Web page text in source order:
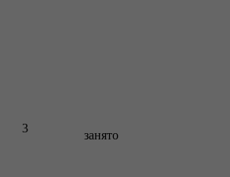
3
занято